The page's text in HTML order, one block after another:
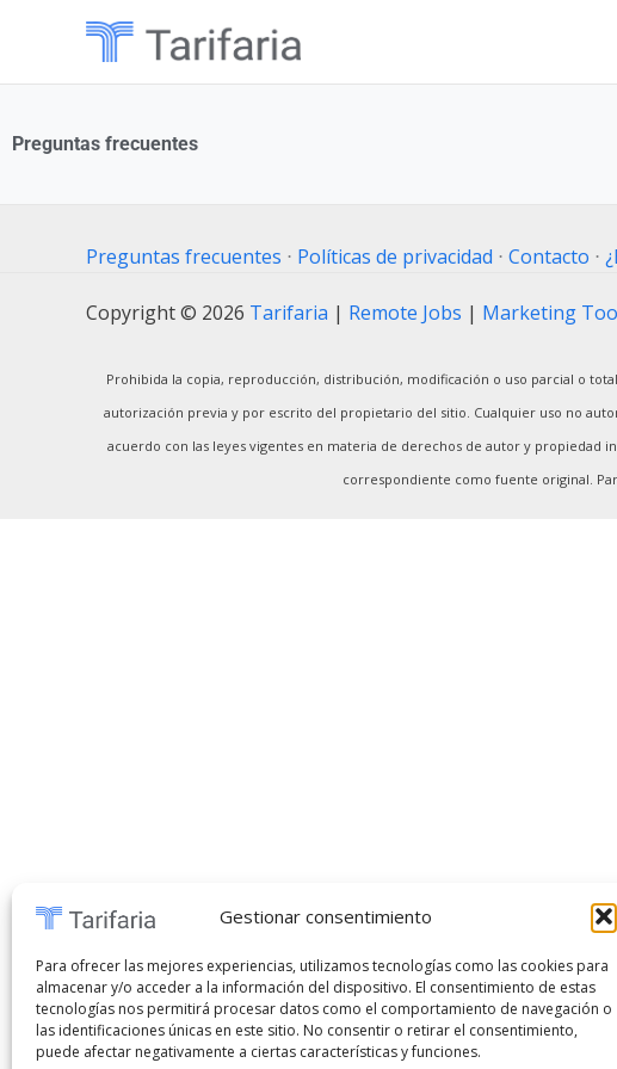
Gestionar consentimiento
Para ofrecer las mejores experiencias, utilizamos tecnologías como las cookies para
almacenar y/o acceder a la información del dispositivo. El consentimiento de estas
tecnologías nos permitirá procesar datos como el comportamiento de navegación o
las identificaciones únicas en este sitio. No consentir o retirar el consentimiento,
puede afectar negativamente a ciertas características y funciones.
Preguntas frecuentes
Preguntas frecuentes ⋅ Políticas de privacidad ⋅ Contacto ⋅
Copyright © 2026 Tarifaria | Remote Jobs | Marketing
Prohibida la copia, reproducción, distribución, modificación o uso parcial o
autorización previa y por escrito del propietario del sitio. Cualquier uso no
acuerdo con las leyes vigentes en materia de derechos de autor y propiedad
correspondiente como fuente original.